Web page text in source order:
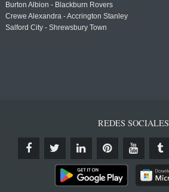
Burton Albion - Blackburn Rovers
Crewe Alexandra - Accrington Stanley
Salford City - Shrewsbury Town
REDES SOCIALES